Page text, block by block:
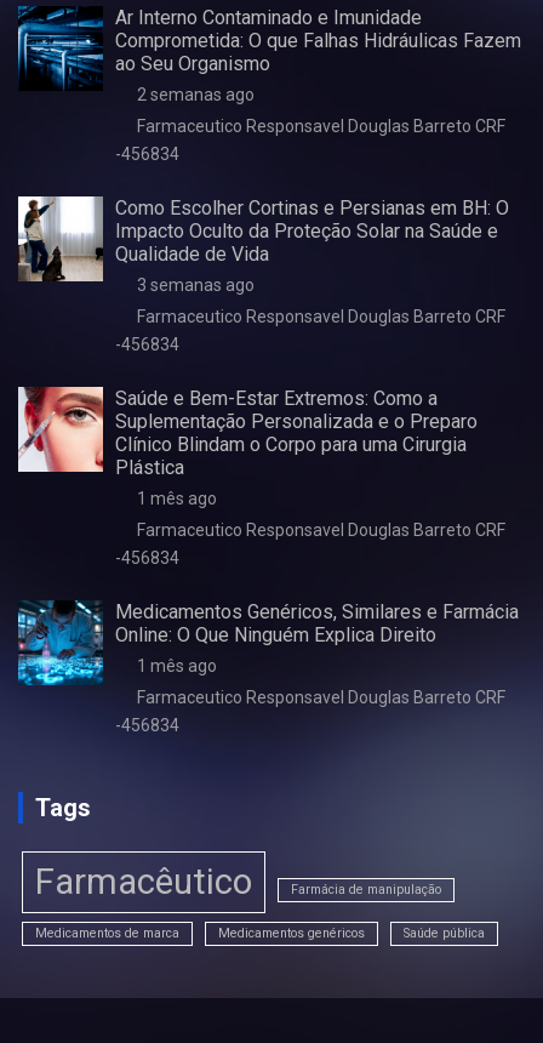
Ar Interno Contaminado e Imunidade
Comprometida: O que Falhas Hidráulicas Fazem
ao Seu Organismo
2 semanas ago
Farmaceutico Responsavel Douglas Barreto CRF
-456834
Como Escolher Cortinas e Persianas em BH: O
Impacto Oculto da Proteção Solar na Saúde e
Qualidade de Vida
3 semanas ago
Farmaceutico Responsavel Douglas Barreto CRF
-456834
Saúde e Bem-Estar Extremos: Como a
Suplementação Personalizada e o Preparo
Clínico Blindam o Corpo para uma Cirurgia
Plástica
1 mês ago
Farmaceutico Responsavel Douglas Barreto CRF
-456834
Medicamentos Genéricos, Similares e Farmácia
Online: O Que Ninguém Explica Direito
1 mês ago
Farmaceutico Responsavel Douglas Barreto CRF
-456834
Tags
Farmacêutico Farmácia de manipulação
Medicamentos de marca Medicamentos genéricos Saúde pública